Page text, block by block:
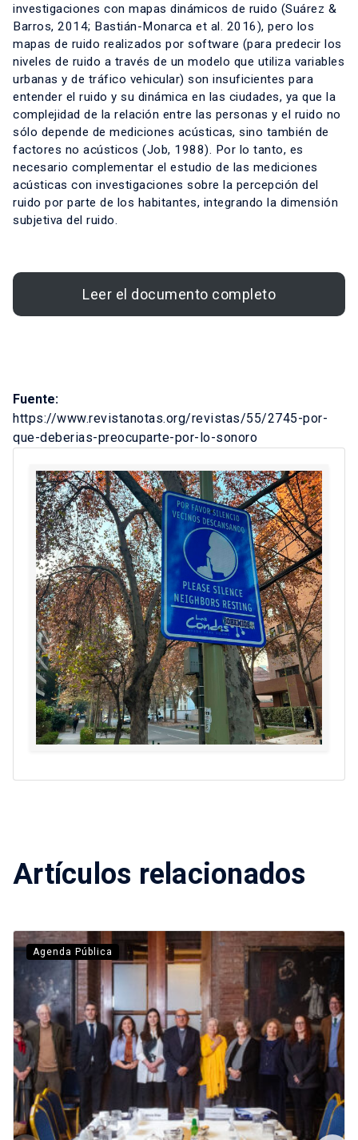
investigaciones con mapas dinámicos de ruido (Suárez &
Barros, 2014; Bastián-Monarca et al. 2016), pero los
mapas de ruido realizados por software (para predecir los
niveles de ruido a través de un modelo que utiliza variables
urbanas y de tráfico vehicular) son insuficientes para
entender el ruido y su dinámica en las ciudades, ya que la
complejidad de la relación entre las personas y el ruido no
sólo depende de mediciones acústicas, sino también de
factores no acústicos (Job, 1988). Por lo tanto, es
necesario complementar el estudio de las mediciones
acústicas con investigaciones sobre la percepción del
ruido por parte de los habitantes, integrando la dimensión
subjetiva del ruido.
Leer el documento completo
Fuente:
https://www.revistanotas.org/revistas/55/2745-por-
que-deberias-preocuparte-por-lo-sonoro
Artículos relacionados
Agenda Pública